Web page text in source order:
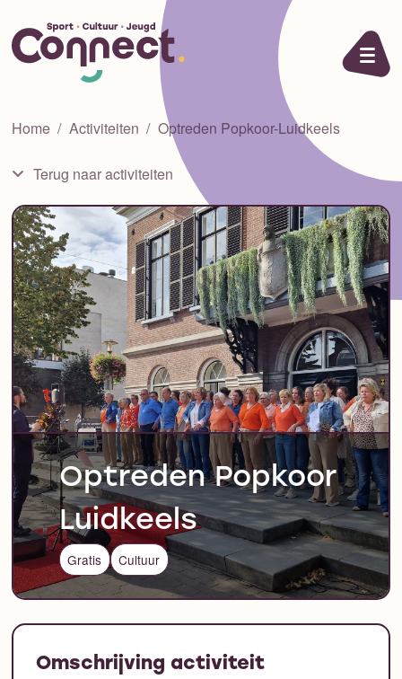
Ga naar de inhoud
Home Activiteiten Optreden Popkoor-Luidkeels
Terug naar activiteiten
Optreden Popkoor
Luidkeels
Gratis Cultuur
Omschrijving activiteit